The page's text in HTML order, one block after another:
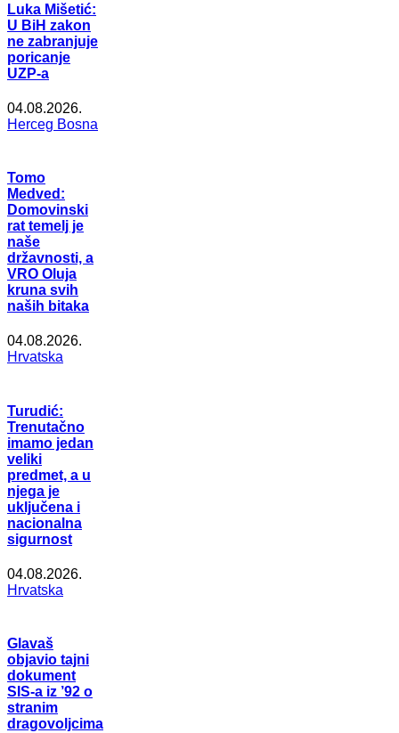
Luka Mišetić:
U BiH zakon
ne zabranjuje
poricanje
UZP-a
04.08.2026.
Herceg Bosna
Tomo
Medved:
Domovinski
rat temelj je
naše
državnosti, a
VRO Oluja
kruna svih
naših bitaka
04.08.2026.
Hrvatska
Turudić:
Trenutačno
imamo jedan
veliki
predmet, a u
njega je
uključena i
nacionalna
sigurnost
04.08.2026.
Hrvatska
Glavaš
objavio tajni
dokument
SIS-a iz ’92 o
stranim
dragovoljcima